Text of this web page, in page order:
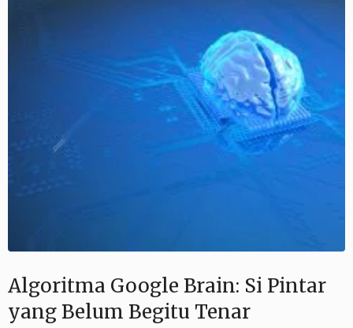
Algoritma Google Brain: Si Pintar
yang Belum Begitu Tenar